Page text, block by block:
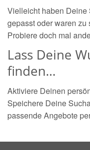
Vielleicht haben Deine
gepasst oder waren
Probiere doch mal
Lass Deine
finden…
Aktiviere Deinen
Speichere Deine
passende Angebote